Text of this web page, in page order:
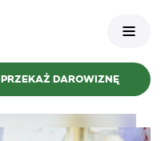
PRZEKAŻ DAROWIZNĘ